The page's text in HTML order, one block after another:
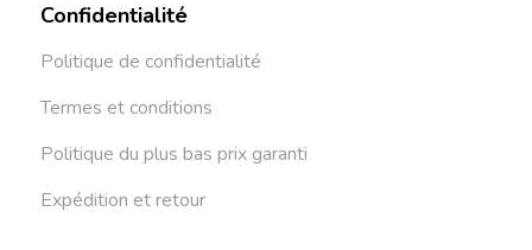
Confidentialité
Politique de confidentialité
Termes et conditions
Politique du plus bas prix garanti
Expédition et retour